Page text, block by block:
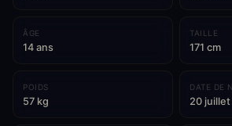
ÂGE
14 ans
TAILLE
171 cm
POIDS
57 kg
DATE DE
20 juillet